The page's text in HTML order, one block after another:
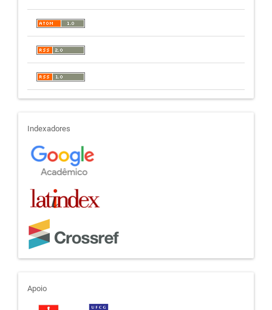
indexadores
Indexadores
apoio
Apoio